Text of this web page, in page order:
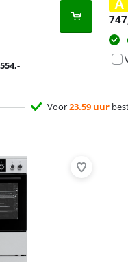
554,-
A
747
Voor23.59 uur